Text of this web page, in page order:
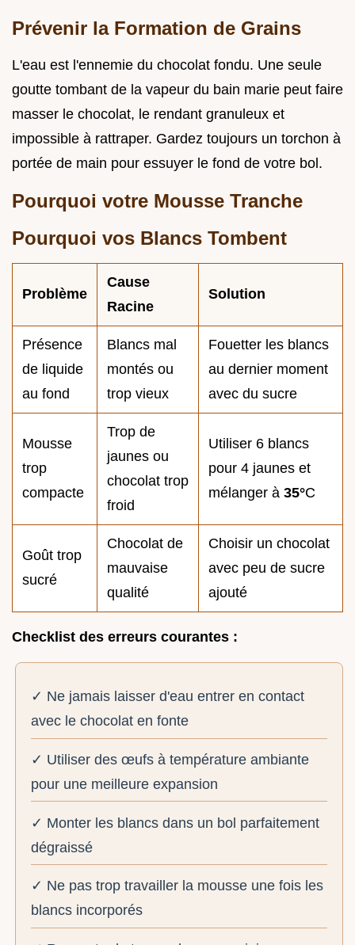
Prévenir la Formation de Grains
L'eau est l'ennemie du chocolat fondu. Une seule
goutte tombant de la vapeur du bain marie peut faire
masser le chocolat, le rendant granuleux et
impossible à rattraper. Gardez toujours un torchon à
portée de main pour essuyer le fond de votre bol.
Pourquoi votre Mousse Tranche
Pourquoi vos Blancs Tombent
Problème
Cause
Racine
Solution
Présence
de liquide
au fond
Blancs mal
montés ou
trop vieux
Fouetter les blancs
au dernier moment
avec du sucre
Mousse
trop
compacte
Trop de
jaunes ou
chocolat trop
froid
Utiliser 6 blancs
pour 4 jaunes et
mélanger à 35°C
Goût trop
sucré
Chocolat de
mauvaise
qualité
Choisir un chocolat
avec peu de sucre
ajouté
Checklist des erreurs courantes :
✓ Ne jamais laisser d'eau entrer en contact
avec le chocolat en fonte
✓ Utiliser des œufs à température ambiante
pour une meilleure expansion
✓ Monter les blancs dans un bol parfaitement
dégraissé
✓ Ne pas trop travailler la mousse une fois les
blancs incorporés